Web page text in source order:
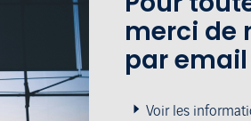
merci de
par
Voir les